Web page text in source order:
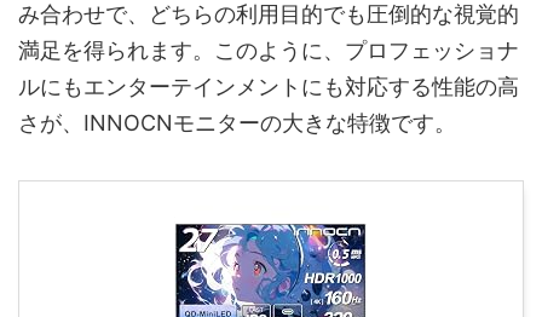
み合わせで、どちらの利用目的でも圧倒的な視覚的
満足を得られます。このように、プロフェッショナ
ルにもエンターテインメントにも対応する性能の高
さが、INNOCNモニターの大きな特徴です。